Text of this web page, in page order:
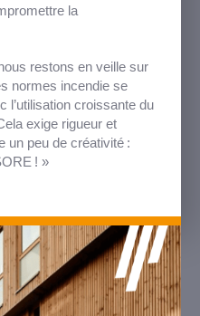
la
restons en veille sur
normes incendie se
l’utilisation croissante du
exige rigueur et
peu de créativité :
! »